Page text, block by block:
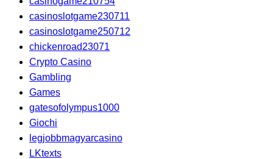
casinoslotgame230711
casinoslotgame250712
chickenroad23071
Crypto Casino
Gambling
Games
gatesofolympus1000
Giochi
legjobbmagyarcasino
LKtexts